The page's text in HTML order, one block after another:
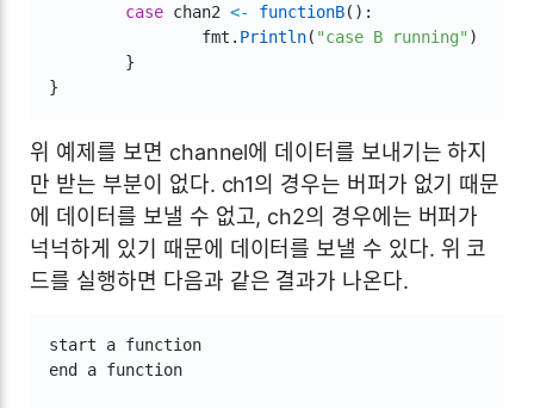
case chan2 <- functionB( ) :
		fmt
. Println( "case B running" )
}
}
위 예제를 보면 channel에 데이터를 보내기는 하지
만 받는 부분이 없다. ch1의 경우는 버퍼가 없기 때문
에 데이터를 보낼 수 없고, ch2의 경우에는 버퍼가
넉넉하게 있기 때문에 데이터를 보낼 수 있다. 위 코
드를 실행하면 다음과 같은 결과가 나온다.
start a function
end a function